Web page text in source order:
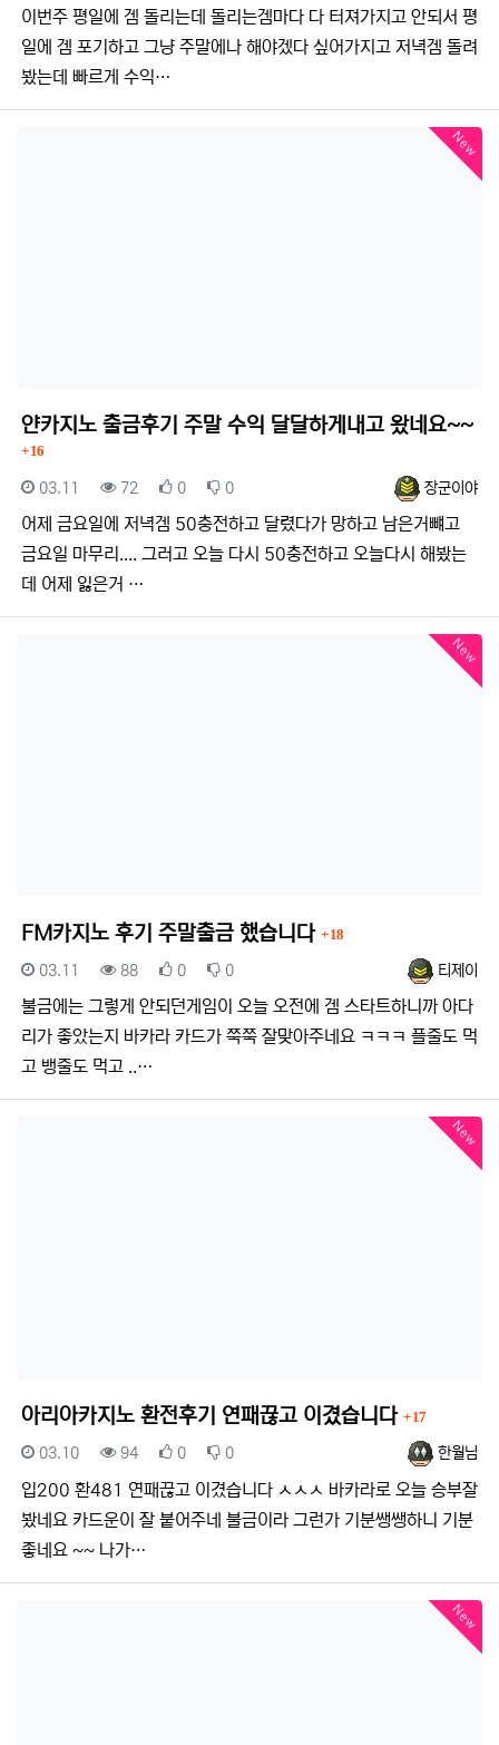
이번주 평일에 겜 돌리는데 돌리는겜마다 다 터져가지고 안되서 평
일에 겜 포기하고 그냥 주말에나 해야겠다 싶어가지고 저녁겜 돌려
봤는데 빠르게 수익…
New
얀카지노 출금후기 주말 수익 달달하게내고 왔네요~~
댓글
16
등록자장군이야
등록일
03.11 조회
72 추천
0 비추천
0
어제 금요일에 저녁겜 50충전하고 달렸다가 망하고 남은거뺴고
금요일 마무리.... 그러고 오늘 다시 50충전하고 오늘다시 해봤는
데 어제 잃은거 …
New
FM카지노 후기 주말출금 했습니다댓글
18
등록자티제이
등록일
03.11 조회
88 추천
0 비추천
0
불금에는 그렇게 안되던게임이 오늘 오전에 겜 스타트하니까 아다
리가 좋았는지 바카라 카드가 쭉쭉 잘맞아주네요 ㅋㅋㅋ 플줄도 먹
고 뱅줄도 먹고 ..…
New
아리아카지노 환전후기 연패끊고 이겼습니다댓글
17
등록자한월님
등록일
03.10 조회
94 추천
0 비추천
0
입200 환481 연패끊고 이겼습니다 ㅅㅅㅅ 바카라로 오늘 승부잘
봤네요 카드운이 잘 붙어주네 불금이라 그런가 기분쌩쌩하니 기분
좋네요 ~~ 나가…
New